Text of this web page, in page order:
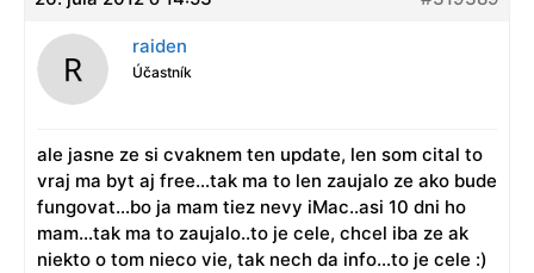
raiden
Účastník
ale jasne ze si cvaknem ten update, len som cital to
vraj ma byt aj free…tak ma to len zaujalo ze ako bude
fungovat…bo ja mam tiez nevy iMac..asi 10 dni ho
mam…tak ma to zaujalo..to je cele, chcel iba ze ak
niekto o tom nieco vie, tak nech da info…to je cele :)